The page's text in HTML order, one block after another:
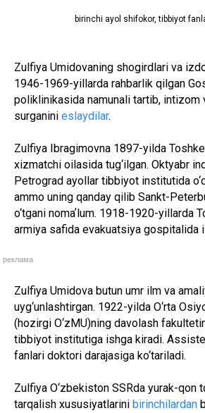
birinchi ayol shifokor, tibbiyot
Zulfiya Umidovaning shogirdlari va
1946-1969-yillarda rahbarlik qilgan
poliklinikasida namunali tartib, intizom
surganini eslayd ilar.
Zulfiya Ibragimovna 1897-yilda
xizmatchi oilasida tug‘ilgan. Oktyabr
Petrograd ayollar tibbiyot institutida
ammo uning qanday qilib Sankt-
o‘tgani nomaʼlum. 1918-1920-yillarda
armiya safida evakuatsiya gospitalida
реклама
Zulfiya Umidova butun umr ilm va
uyg‘unlashtirgan. 1922-yilda O‘rta
(hozirgi O‘zMU)ning davolash
tibbiyot institutiga ishga kiradi.
fanlari doktori darajasiga ko‘tariladi.
Zulfiya O‘zbekiston SSRda yurak-qon
tarqalish xususiyatlarini birinchilardan